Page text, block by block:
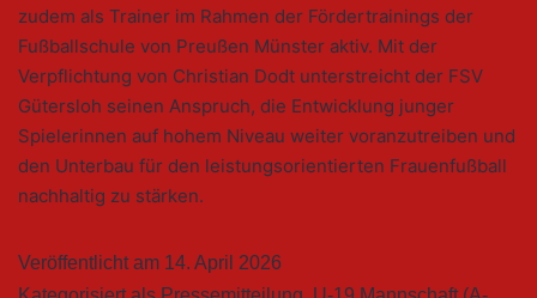
zudem als Trainer im Rahmen der Fördertrainings der
Fußballschule von Preußen Münster aktiv. Mit der
Verpflichtung von Christian Dodt unterstreicht der FSV
Gütersloh seinen Anspruch, die Entwicklung junger
Spielerinnen auf hohem Niveau weiter voranzutreiben und
den Unterbau für den leistungsorientierten Frauenfußball
nachhaltig zu stärken.
Veröffentlicht am 14. April 2026